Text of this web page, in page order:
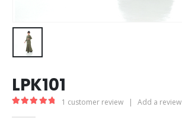
LPK101
1 customer review | Add a review